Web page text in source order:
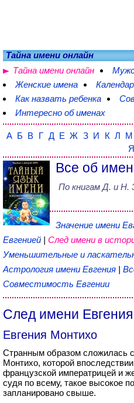
Тайна имени онлайн
Тайна имени онлайн
Женские имена
Как назвать ребенка
Интересно об именах
А Б В Г Д Е Ж З И К Л М
Я
Все об
По книгам Д. и Н.
Значение имени
Евгенией | След имени в
Уменьшительные и
Астрология имени Евгения |
Совместимость Евгении
След имени
Евгения Монтихо
Странным образом сложилась
Монтихо, которой
французской императрицей и
судя по всему, такое высокое
запланировано свыше.